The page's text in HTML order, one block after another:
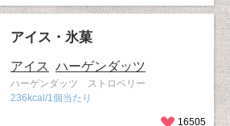
アイス・氷菓
アイス ハーゲンダッツ
ハーゲンダッツ ストロベリー
236kcal/1個当たり
16505